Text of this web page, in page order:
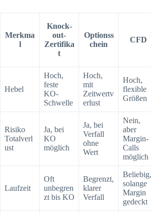
Merkma
l
Knock-
out-
Zertifika
t
Optionss
chein
CFD
Hebel
Hoch,
feste
KO-
Schwelle
Hoch,
mit
Zeitwertv
erlust
Hoch,
flexible
Größen
Risiko
Totalverl
ust
Ja, bei
KO
möglich
Ja, bei
Verfall
ohne
Wert
Nein,
aber
Margin-
Calls
möglich
Laufzeit
Oft
unbegren
zt bis KO
Begrenzt,
klarer
Verfall
Beliebig,
solange
Margin
gedeckt